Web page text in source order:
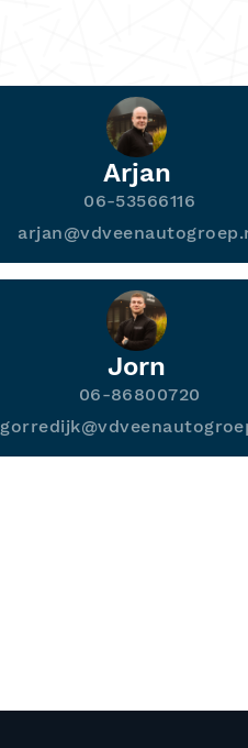
Arjan
06-53566116
Jorn
06-86800720